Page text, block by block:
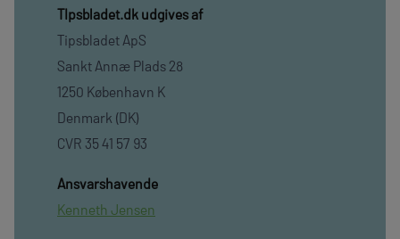
TIpsbladet.dk udgives af
Tipsbladet ApS
Sankt Annæ Plads 28
1250 København K
Denmark (DK)
CVR 35 41 57 93
Ansvarshavende
Kenneth Jensen